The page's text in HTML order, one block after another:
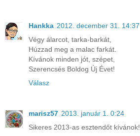
Hankka 2012. december 31. 14:37
Végy álarcot, tarka-barkát,
Húzzad meg a malac farkát.
Kívánok minden jót, szépet,
Szerencsés Boldog Új Évet!
Válasz
marisz57 2013. január 1. 0:24
Sikeres 2013-as esztendőt kívánok!